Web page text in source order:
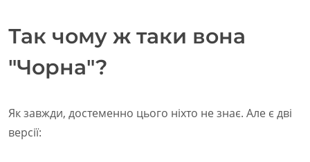
Так чому ж таки вона
"Чорна"?
Як завжди, достеменно цього ніхто не знає. Але є дві
версії: